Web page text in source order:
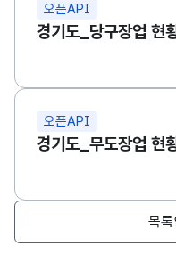
오픈API
경기도_당구장업 현
오픈API
경기도_무도장업 현
목록